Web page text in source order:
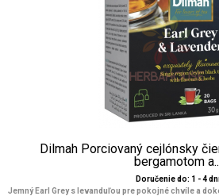
Dilmah Porciovaný cejlónsky
bergamotom
Doručenie do: 1 - 4
Jemný Earl Grey s levanduľou pre pokojné chvíle a